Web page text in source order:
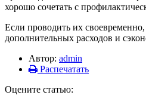
хорошо сочетать с
Если проводить их
дополнительных расходов и
Автор: admin
Распечатать
Оцените статью: